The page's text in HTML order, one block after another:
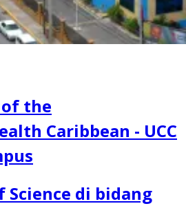
the
Caribbean - UCC
Science di bidang